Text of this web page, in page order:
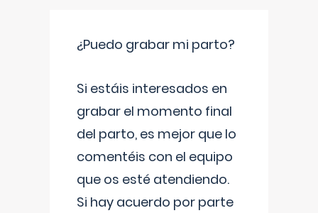
¿Puedo grabar mi parto?
Si estáis interesados en
grabar el momento final
del parto, es mejor que lo
comentéis con el equipo
que os esté atendiendo.
Si hay acuerdo por parte